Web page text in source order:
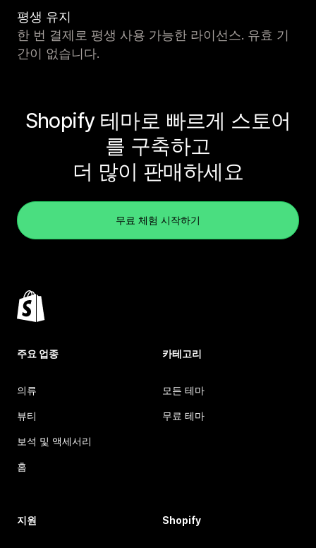
평생 유지
한 번 결제로 평생 사용 가능한 라이선스. 유효 기
간이 없습니다.
Shopify 테마로 빠르게 스토어
를 구축하고
더 많이 판매하세요
무료 체험 시작하기
주요 업종
의류
뷰티
보석 및 액세서리
홈
카테고리
모든 테마
무료 테마
지원 Shopify